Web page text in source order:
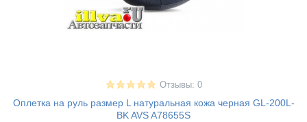
Отзывы: 0
Оплетка на руль размер L натуральная кожа черная GL-200L-
BK AVS A78655S